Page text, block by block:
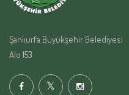
Şanlıurfa Büyükşehir Belediyesi
Alo 153